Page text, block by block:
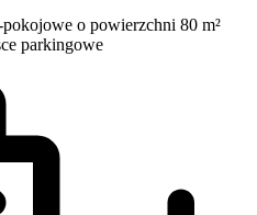
o powierzchni 80 m²
parkingowe